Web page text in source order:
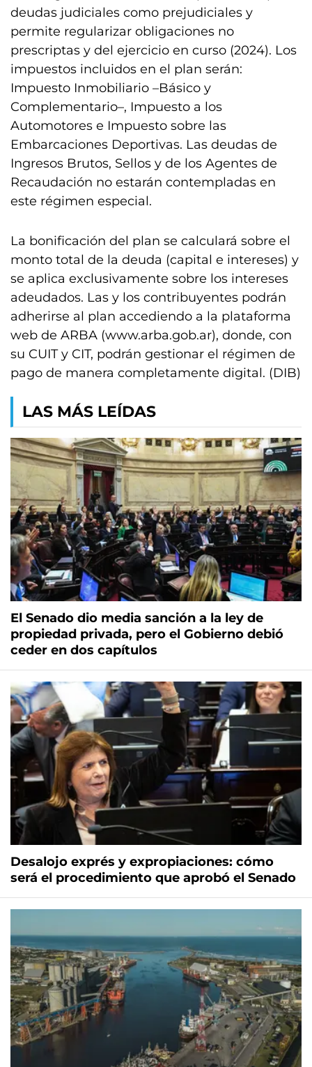
deudas judiciales como prejudiciales y
permite regularizar obligaciones no
prescriptas y del ejercicio en curso (2024). Los
impuestos incluidos en el plan serán:
Impuesto Inmobiliario –Básico y
Complementario–, Impuesto a los
Automotores e Impuesto sobre las
Embarcaciones Deportivas. Las deudas de
Ingresos Brutos, Sellos y de los Agentes de
Recaudación no estarán contempladas en
este régimen especial.
La bonificación del plan se calculará sobre el
monto total de la deuda (capital e intereses) y
se aplica exclusivamente sobre los intereses
adeudados. Las y los contribuyentes podrán
adherirse al plan accediendo a la plataforma
web de ARBA (www.arba.gob.ar), donde, con
su CUIT y CIT, podrán gestionar el régimen de
pago de manera completamente digital. (DIB)
LAS MÁS LEÍDAS
El Senado dio media sanción a la ley de
propiedad privada, pero el Gobierno debió
ceder en dos capítulos
Desalojo exprés y expropiaciones: cómo
será el procedimiento que aprobó el Senado